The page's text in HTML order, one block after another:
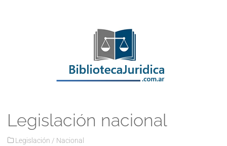
Legislación nacional
Legislación / Nacional